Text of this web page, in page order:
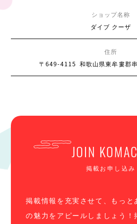
ショップ名称
ダイブ クーザ
住所
〒649-4115 和歌山県東牟婁郡
JOIN
掲載お申し込み
掲載情報を充実させて、もっと
の魅力をアピールしましょう！